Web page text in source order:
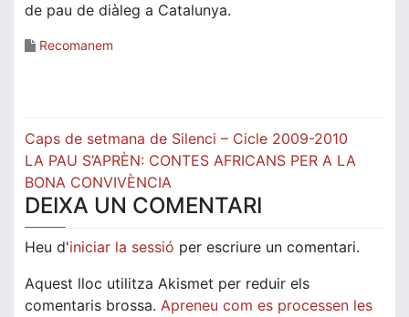
de pau de diàleg a Catalunya.
Recomanem
Navegació
d'entrades
Caps de setmana de Silenci – Cicle 2009-2010
LA PAU S’APRÈN: CONTES AFRICANS PER A LA
BONA CONVIVÈNCIA
DEIXA UN COMENTARI
Heu d'iniciar la sessió per escriure un comentari.
Aquest lloc utilitza Akismet per reduir els
comentaris brossa. Apreneu com es processen les